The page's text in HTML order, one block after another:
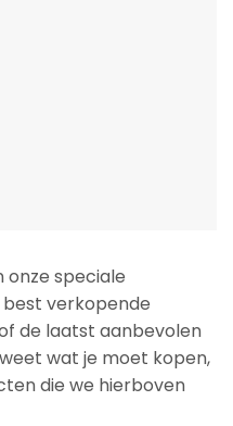
onze speciale
verkopende
de laatst aanbevolen
wat je moet kopen,
die we hierboven